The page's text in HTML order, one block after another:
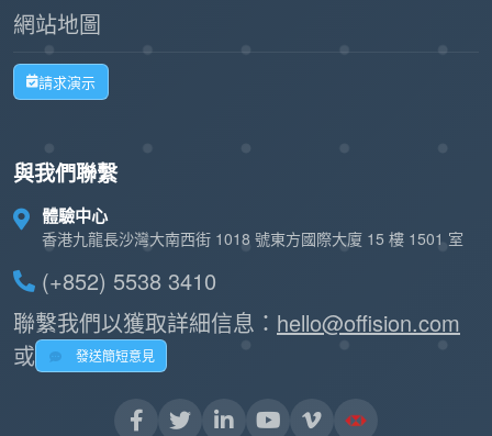
網站地圖
請求演示
與我們聯繫
體驗中心
香港九龍長沙灣大南西街 1018 號東方國際大廈 15 樓 1501 室
(+852) 5538 3410
聯繫我們以獲取詳細信息： hello@offision.com
或
發送簡短意見